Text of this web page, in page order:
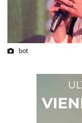
bot